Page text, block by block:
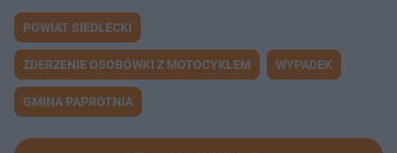
POWIAT SIEDLECKI
ZDERZENIE OSOBÓWKI Z MOTOCYKLEM WYPADEK
GMINA PAPROTNIA